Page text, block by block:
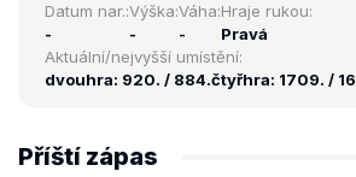
Datum nar.:
-
Výška:
-
Váha:
-
Hraje rukou:
Pravá
Aktuální/nejvyšší umístění:
dvouhra: 920. / 884.čtyřhra: 1709. /
Příští zápas